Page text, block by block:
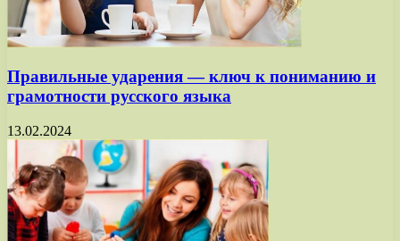
Правильные ударения — ключ к пониманию и
грамотности русского языка
13.02.2024